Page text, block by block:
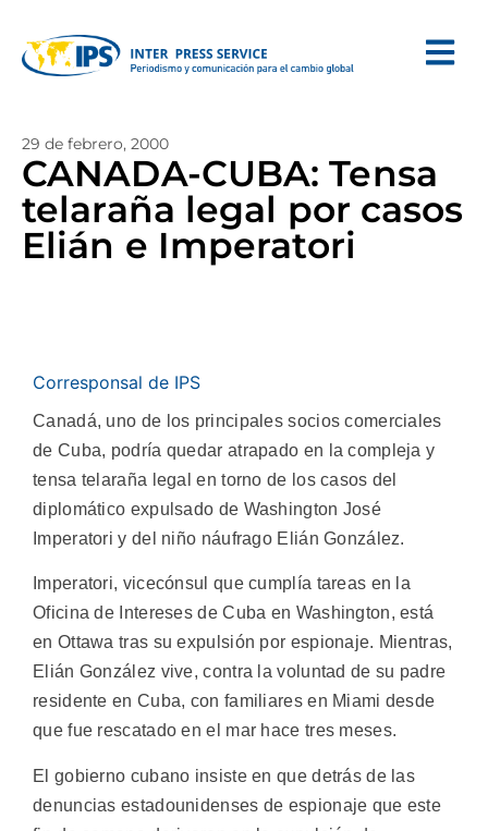
29 de febrero, 2000
CANADA-CUBA: Tensa
telaraña legal por casos
Elián e Imperatori
Corresponsal de IPS
Canadá, uno de los principales socios comerciales
de Cuba, podría quedar atrapado en la compleja y
tensa telaraña legal en torno de los casos del
diplomático expulsado de Washington José
Imperatori y del niño náufrago Elián González.
Imperatori, vicecónsul que cumplía tareas en la
Oficina de Intereses de Cuba en Washington, está
en Ottawa tras su expulsión por espionaje. Mientras,
Elián González vive, contra la voluntad de su padre
residente en Cuba, con familiares en Miami desde
que fue rescatado en el mar hace tres meses.
El gobierno cubano insiste en que detrás de las
denuncias estadounidenses de espionaje que este